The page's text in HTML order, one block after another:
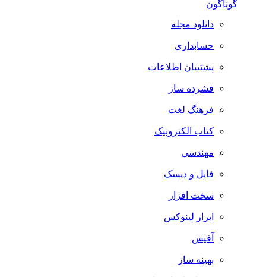
گوناگون
دانلود مجله
حسابداری
پشتیبان اطلاعات
فشرده ساز
فرهنگ لغت
کتاب الکترونیک
مهندسی
فایل و دیسک
سخت افزار
ابزار لینوکس
آفیس
بهینه ساز